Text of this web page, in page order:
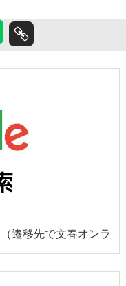
（遷移先で文春オンラ